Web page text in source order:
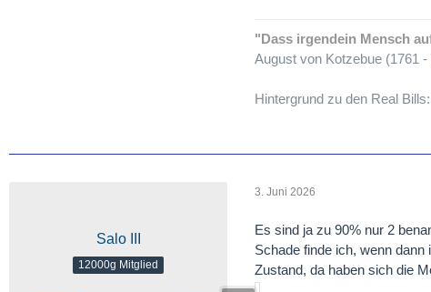
"Dass irgendein Mensch
August von Kotzebue (1761 -
Hintergrund zu den Real
Salo III
12000g Mitglied
3. Juni 2026
Es sind ja zu 90% nur 2
Schade finde ich, wenn
Zustand, da haben sich die